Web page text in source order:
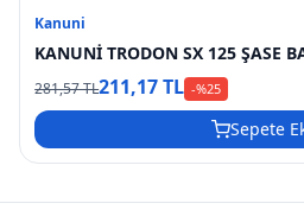
Kanuni
KANUNİ TRODON SX 125 ŞASE
281,57 TL211,17 TL -%25
Sepete